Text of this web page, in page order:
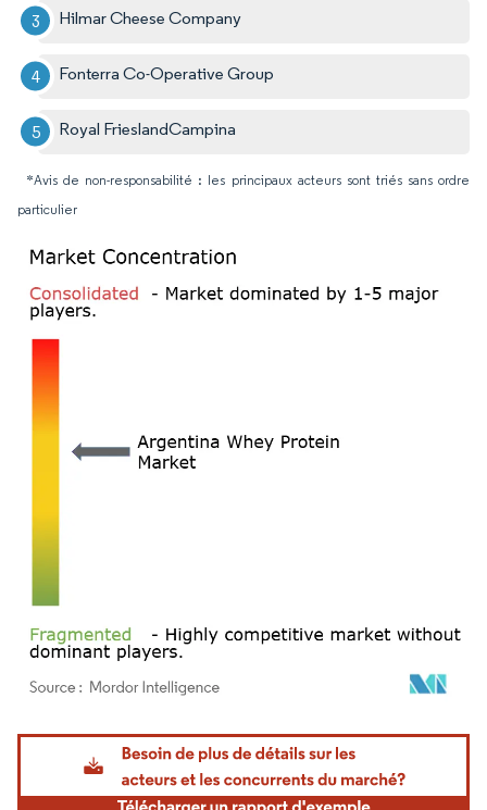
Hilmar Cheese Company
Fonterra Co-Operative Group
Royal FrieslandCampina
*Avis de non-responsabilité : les principaux acteurs sont triés sans ordre
particulier
Image © Mordor Intelligence. La réutilisation nécessite une attribution sous CC BY